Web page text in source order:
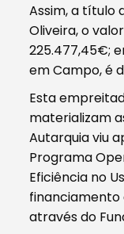
Assim, a título
Oliveira, o
225.477,45€;
em Campo, é
Esta
materializam
Autarquia viu
Programa
Eficiência no
financiamento
através do